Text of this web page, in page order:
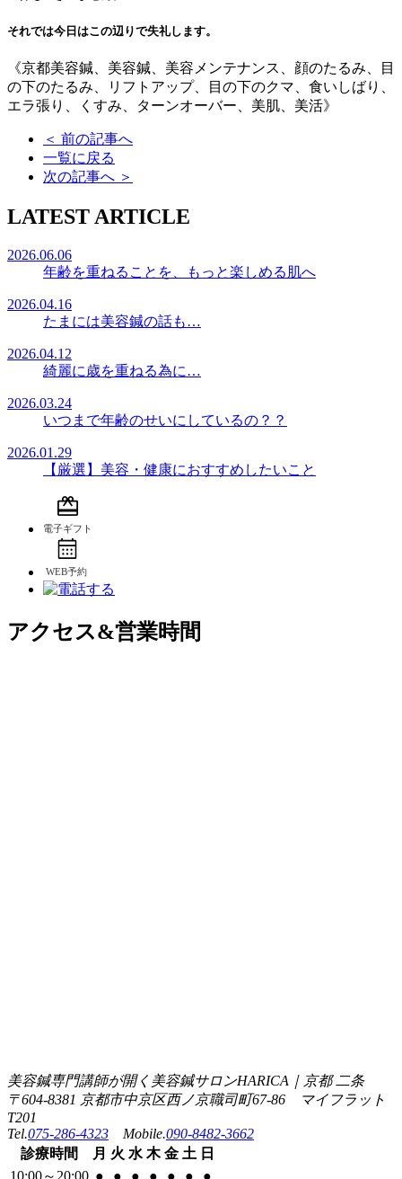
それでは今日はこの辺りで失礼します。
《京都美容鍼、美容鍼、美容メンテナンス、顔のたるみ、目
の下のたるみ、リフトアップ、目の下のクマ、食いしばり、
エラ張り、くすみ、ターンオーバー、美肌、美活》
＜ 前の記事へ
一覧に戻る
次の記事へ ＞
LATEST ARTICLE
2026.06.06
年齢を重ねることを、もっと楽しめる肌へ
2026.04.16
たまには美容鍼の話も…
2026.04.12
綺麗に歳を重ねる為に…
2026.03.24
いつまで年齢のせいにしているの？？
2026.01.29
【厳選】美容・健康におすすめしたいこと
アクセス&営業時間
美容鍼専門講師が開く美容鍼サロンHARICA｜京都 二条
〒604-8381 京都市中京区西ノ京職司町67-86 マイフラット
T201
Tel.075-286-4323 Mobile.090-8482-3662
診療時間 月 火 水 木 金 土 日
10:00～ 20:00 ● ● ● ● ● ● ●